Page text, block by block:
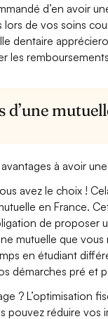
d’en avoir
de vos soins
dentaire
les
d’une
avantages à avoir
avez le choix !
en France.
de proposer
mutuelle que
en étudiant
démarches pré et
? L’optimisation
pouvez réduire